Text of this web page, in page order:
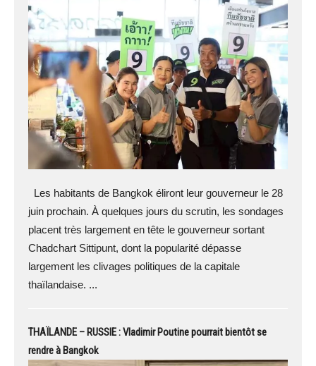
Les habitants de Bangkok éliront leur gouverneur le 28
juin prochain. À quelques jours du scrutin, les sondages
placent très largement en tête le gouverneur sortant
Chadchart Sittipunt, dont la popularité dépasse
largement les clivages politiques de la capitale
thaïlandaise. ...
THAÏLANDE – RUSSIE : Vladimir Poutine pourrait bientôt se
rendre à Bangkok